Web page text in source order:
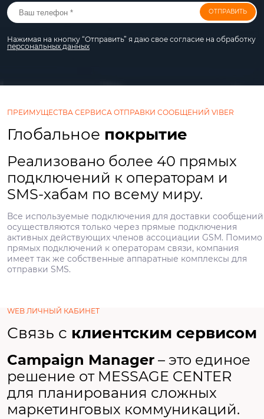
ОТПРАВИТЬ
Нажимая на кнопку “Отправить” я даю свое согласие на обработку
персональных данных
ПРЕИМУЩЕСТВА СЕРВИСА ОТПРАВКИ СООБЩЕНИЙ VIBER
Глобальное покрытие
Реализовано более 40 прямых
подключений к операторам и
SMS-хабам по всему миру.
Все используемые подключения для доставки сообщений
осуществляются только через прямые подключения
активных действующих членов ассоциации GSM. Помимо
прямых подключений к операторам связи, компания
имеет так же собственные аппаратные комплексы для
отправки SMS.
WEB ЛИЧНЫЙ КАБИНЕТ
Связь с клиентским сервисом
Campaign Manager – это единое
решение от MESSAGE CENTER
для планирования сложных
маркетинговых коммуникаций.